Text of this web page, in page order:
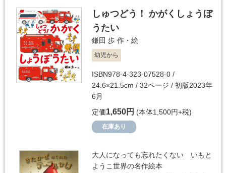
しゅつどう！ かがくしょうぼ
うたい
鎌田 歩 作・絵
幼児から
ISBN978-4-323-07528-0 /
24.6×21.5cm / 32ページ / 初版2023年
6月
定価1,650円 (本体1,500円+税)
在庫あり
大人になっても忘れたくない いもと
ようこ世界の名作絵本